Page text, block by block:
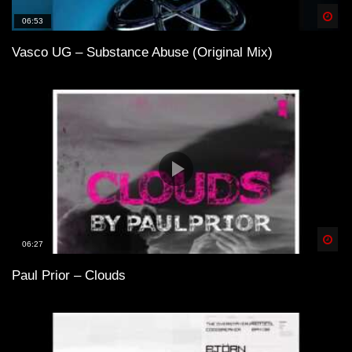
06:53
Vasco UG – Substance Abuse (Original Mix)
06:27
Paul Prior – Clouds